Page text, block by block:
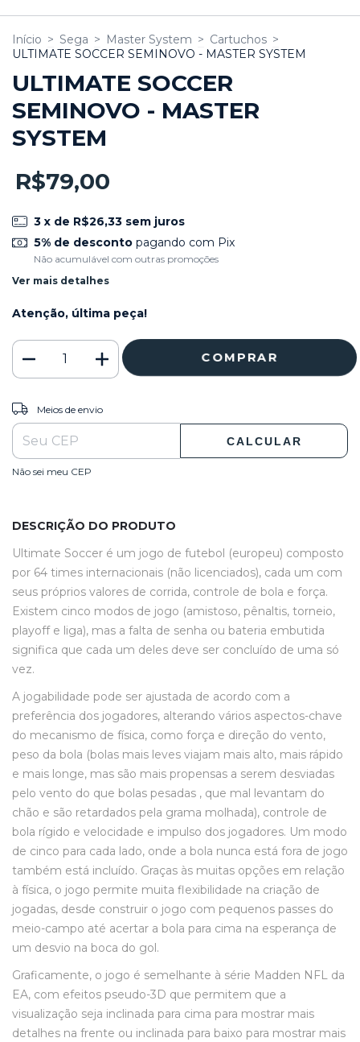
Início > Sega > Master System > Cartuchos >
ULTIMATE SOCCER SEMINOVO - MASTER SYSTEM
ULTIMATE SOCCER
SEMINOVO - MASTER
SYSTEM
R$79,00
3 x de R$26,33 sem juros
5% de descontopagando com Pix
Não acumulável com outras promoções
Ver mais detalhes
Atenção, última peça!
Entregas para o CEP:
Meios de envio
CALCULAR
Não sei meu CEP
DESCRIÇÃO DO PRODUTO
Ultimate Soccer é um jogo de futebol (europeu) composto
por 64 times internacionais (não licenciados), cada um com
seus próprios valores de corrida, controle de bola e força.
Existem cinco modos de jogo (amistoso, pênaltis, torneio,
playoff e liga), mas a falta de senha ou bateria embutida
significa que cada um deles deve ser concluído de uma só
vez.
A jogabilidade pode ser ajustada de acordo com a
preferência dos jogadores, alterando vários aspectos-chave
do mecanismo de física, como força e direção do vento,
peso da bola (bolas mais leves viajam mais alto, mais rápido
e mais longe, mas são mais propensas a serem desviadas
pelo vento do que bolas pesadas , que mal levantam do
chão e são retardados pela grama molhada), controle de
bola rígido e velocidade e impulso dos jogadores. Um modo
de cinco para cada lado, onde a bola nunca está fora de jogo
também está incluído. Graças às muitas opções em relação
à física, o jogo permite muita flexibilidade na criação de
jogadas, desde construir o jogo com pequenos passes do
meio-campo até acertar a bola para cima na esperança de
um desvio na boca do gol.
Graficamente, o jogo é semelhante à série Madden NFL da
EA, com efeitos pseudo-3D que permitem que a
visualização seja inclinada para cima para mostrar mais
detalhes na frente ou inclinada para baixo para mostrar mais